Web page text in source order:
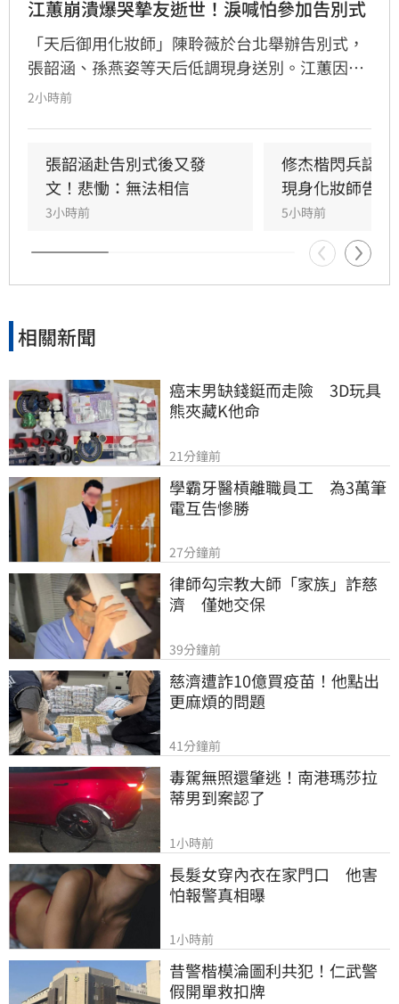
江蕙崩潰爆哭摯友逝世！淚喊怕參加告別式
「天后御用化妝師」陳聆薇於台北舉辦告別式，
張韶涵、孫燕姿等天后低調現身送別。江蕙因人
在國外無法出席，委託經紀人代為致意。江蕙經
抗癌仍敬業工作，令曾有抗癌經驗的江蕙十分心
疼，如今遺憾好友離世。陳聆薇曾與眾多華語樂
壇巨星合作，打造無數經典造型，在演藝圈地位
崇高且人緣極佳，此次告別式眾星雲集，展現其
在幕後無可取代的重要性，演藝圈好友皆對這位
專業且溫暖的幕後推手表達最深切的懷念與不
2小時前
張韶涵赴告別式後又發
文！悲慟：無法相信
3小時前
修杰楷閃兵認
現身化妝師告別
5小時前
相關新聞
癌末男缺錢鋌而走險　3D玩具
熊夾藏K他命
21分鐘前
學霸牙醫槓離職員工　為3萬筆
電互告慘勝
27分鐘前
律師勾宗教大師「家族」詐慈
濟　僅她交保
39分鐘前
慈濟遭詐10億買疫苗！他點出
更麻煩的問題
41分鐘前
毒駕無照還肇逃！南港瑪莎拉
蒂男到案認了
1小時前
長髮女穿內衣在家門口　他害
怕報警真相曝
1小時前
昔警楷模淪圖利共犯！仁武警
假開單救扣牌